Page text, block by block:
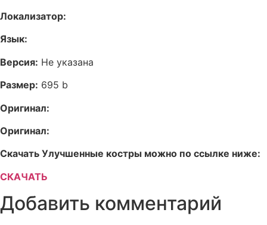
Локализатор:
Язык:
Версия: Не указана
Размер: 695 b
Оригинал:
Оригинал:
Скачать Улучшенные костры можно по ссылке ниже:
СКАЧАТЬ
Добавить комментарий